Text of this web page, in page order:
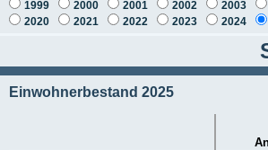
1999 2000 2001 2002 2003
2020
2021 2022 2023 2024
Einwohnerbestand 2025